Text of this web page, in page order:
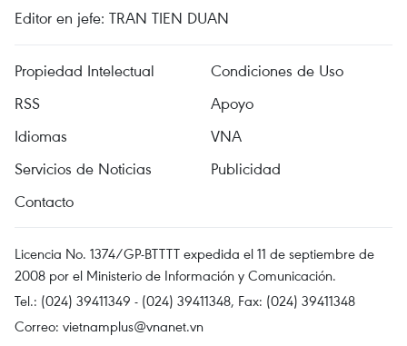
Editor en jefe: TRAN TIEN DUAN
Propiedad Intelectual
Condiciones de Uso
RSS
Apoyo
Idiomas
VNA
Servicios de Noticias
Publicidad
Contacto
Licencia No. 1374/GP-BTTTT expedida el 11 de septiembre de
2008 por el Ministerio de Información y Comunicación.
Tel.: (024) 39411349 - (024) 39411348, Fax: (024) 39411348
Correo: vietnamplus@vnanet.vn